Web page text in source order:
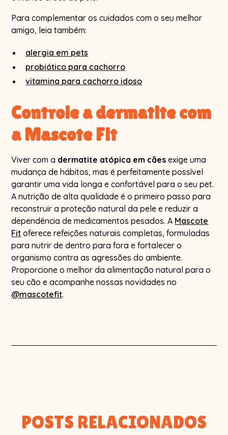
Para complementar os cuidados com o seu melhor
amigo, leia também:
alergia em pets
probiótico para cachorro
vitamina para cachorro idoso
Controle a dermatite com
a Mascote Fit
Viver com a dermatite atópica em cães exige uma
mudança de hábitos, mas é perfeitamente possível
garantir uma vida longa e confortável para o seu pet.
A nutrição de alta qualidade é o primeiro passo para
reconstruir a proteção natural da pele e reduzir a
dependência de medicamentos pesados. A Mascote
Fit oferece refeições naturais completas, formuladas
para nutrir de dentro para fora e fortalecer o
organismo contra as agressões do ambiente.
Proporcione o melhor da alimentação natural para o
seu cão e acompanhe nossas novidades no
@mascotefit.
POSTS RELACIONADOS